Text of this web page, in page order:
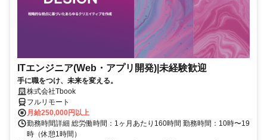
ITエンジニア(Web・アプリ開発)|未経験歓迎
手に職をつけ、未来を変える。
株式会社Tbook
フルリモート
月給250,000円以上
勤務時間詳細 総労働時間：1ヶ月あたり160時間 勤務時間：10時〜19
時（休憩1時間）